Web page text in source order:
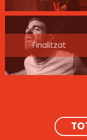
Finalitzat